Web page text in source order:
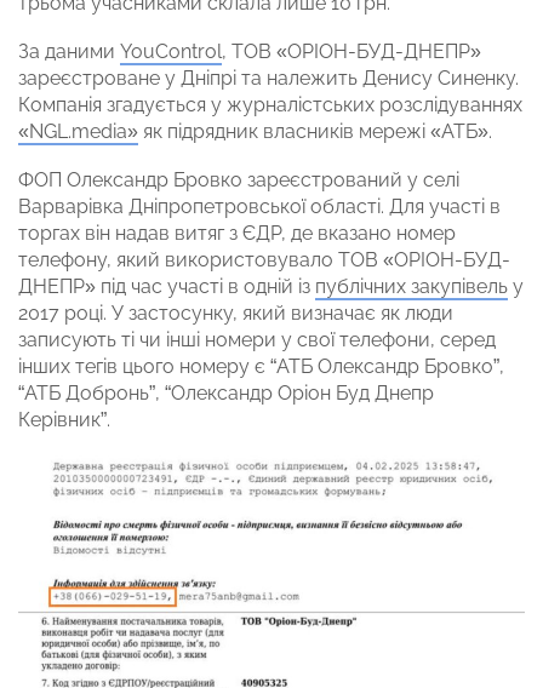
За даними YouControl, ТОВ «ОРІОН-БУД-ДНЕПР»
зареєстроване у Дніпрі та належить Денису Синенку.
Компанія згадується у журналістських розслідуваннях
«NGL.media» як підрядник власників мережі «АТБ».
ФОП Олександр Бровко зареєстрований у селі
Варварівка Дніпропетровської області. Для участі в
торгах він надав витяг з ЄДР, де вказано номер
телефону, який використовувало ТОВ «ОРІОН-БУД-
ДНЕПР» під час участі в одній із публічних закупівель у
2017 році. У застосунку, який визначає як люди
записують ті чи інші номери у свої телефони, серед
інших тегів цього номеру є “АТБ Олександр Бровко”,
“АТБ Добронь”, “Олександр Оріон Буд Днепр
Керівник”.